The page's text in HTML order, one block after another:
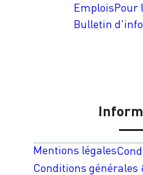
EmploisPour
Bulletin
Mentions légales
Conditions